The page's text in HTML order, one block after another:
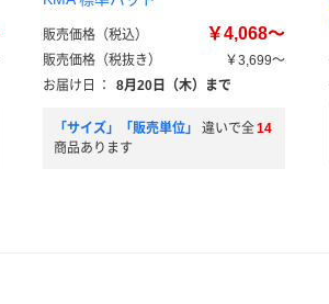
販売価格（税込） ￥4,068～
販売価格（税抜き）
￥3,699～
お届け日
： 8月20日（木）まで
「サイズ」「販売単位」 違いで全14
商品あります